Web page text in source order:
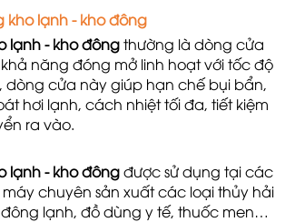
kho lạnh - kho đông
lạnh - kho đông thường là dòng cửa
năng đóng mở linh hoạt với tốc độ
dòng cửa này giúp hạn chế bụi bẩn,
hơi lạnh, cách nhiệt tối đa, tiết kiệm
ra vào.
lạnh - kho đông được sử dụng tại các
chuyên sản xuất các loại thủy hải
lạnh, đồ dùng y tế, thuốc men…